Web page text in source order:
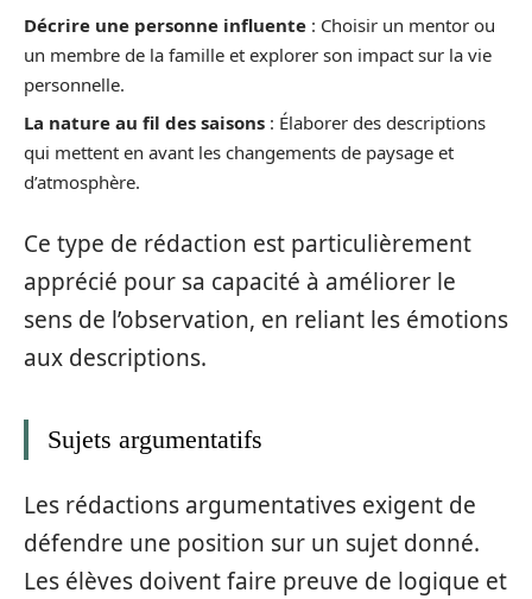
Décrire une personne influente : Choisir un mentor ou
un membre de la famille et explorer son impact sur la vie
personnelle.
La nature au fil des saisons : Élaborer des descriptions
qui mettent en avant les changements de paysage et
d’atmosphère.
Ce type de rédaction est particulièrement
apprécié pour sa capacité à améliorer le
sens de l’observation, en reliant les émotions
aux descriptions.
Sujets argumentatifs
Les rédactions argumentatives exigent de
défendre une position sur un sujet donné.
Les élèves doivent faire preuve de logique et